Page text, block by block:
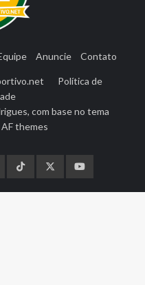
Anuncie Contato
Política de
, com base no tema
AF themes